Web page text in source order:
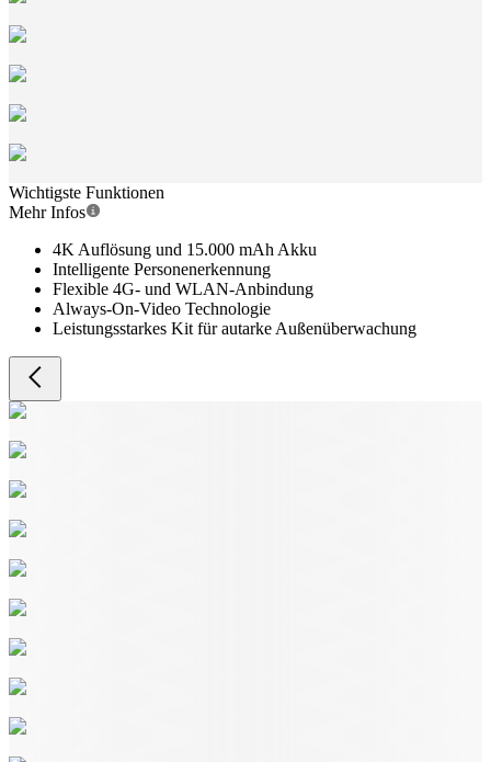
Wichtigste Funktionen
Mehr Infos
4K Auflösung und 15.000 mAh Akku
Intelligente Personenerkennung
Flexible 4G- und WLAN-Anbindung
Always-On-Video Technologie
Leistungsstarkes Kit für autarke Außenüberwachung